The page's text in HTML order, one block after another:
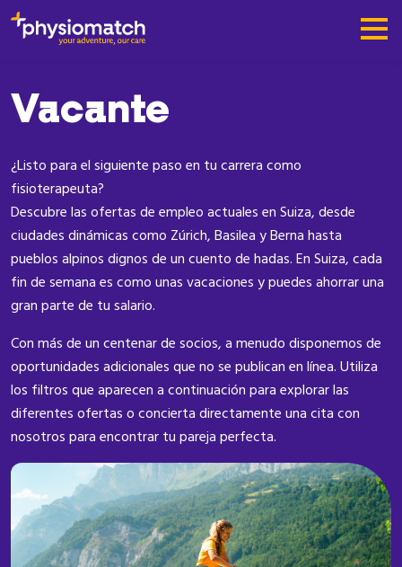
Vacante
¿Listo para el siguiente paso en tu carrera como
fisioterapeuta?
Descubre las ofertas de empleo actuales en Suiza, desde
ciudades dinámicas como Zúrich, Basilea y Berna hasta
pueblos alpinos dignos de un cuento de hadas. En Suiza, cada
fin de semana es como unas vacaciones y puedes ahorrar una
gran parte de tu salario.
Con más de un centenar de socios, a menudo disponemos de
oportunidades adicionales que no se publican en línea. Utiliza
los filtros que aparecen a continuación para explorar las
diferentes ofertas o concierta directamente una cita con
nosotros para encontrar tu pareja perfecta.